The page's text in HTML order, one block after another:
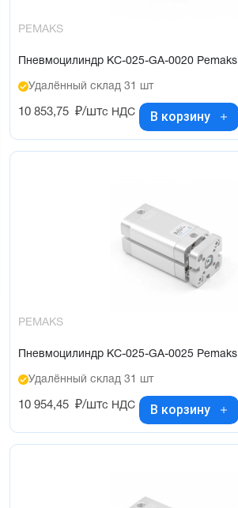
PEMAKS
Пневмоцилиндр KC-025-GA-0020 Pemaks
Удалённый склад 31 шт
10 853,75 ₽/штс НДС В корзину
PEMAKS
Пневмоцилиндр KC-025-GA-0025 Pemaks
Удалённый склад 31 шт
10 954,45 ₽/штс НДС В корзину